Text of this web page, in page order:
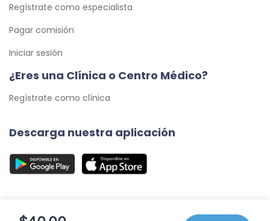
Regístrate como especialista
Pagar comisión
Iniciar sesión
¿Eres una Clínica o Centro Médico?
Regístrate como clínica
Descarga nuestra aplicación